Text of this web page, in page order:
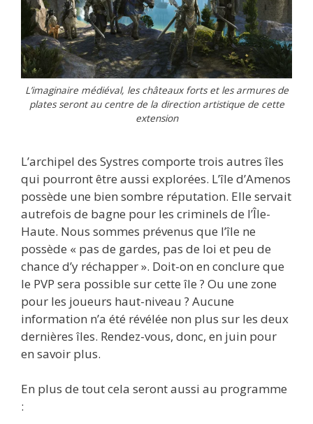
L’imaginaire médiéval, les châteaux forts et les armures de
plates seront au centre de la direction artistique de cette
extension
L’archipel des Systres comporte trois autres îles
qui pourront être aussi explorées. L’île d’Amenos
possède une bien sombre réputation. Elle servait
autrefois de bagne pour les criminels de l’Île-
Haute. Nous sommes prévenus que l’île ne
possède « pas de gardes, pas de loi et peu de
chance d’y réchapper ». Doit-on en conclure que
le PVP sera possible sur cette île ? Ou une zone
pour les joueurs haut-niveau ? Aucune
information n’a été révélée non plus sur les deux
dernières îles. Rendez-vous, donc, en juin pour
en savoir plus.
En plus de tout cela seront aussi au programme
: